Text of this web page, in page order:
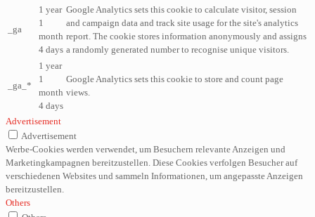
_ga
1 year
1
month
4 days
Google Analytics sets this cookie to calculate visitor, session
and campaign data and track site usage for the site's analytics
report. The cookie stores information anonymously and assigns
a randomly generated number to recognise unique visitors.
_ga_*
1 year
1
month
4 days
Google Analytics sets this cookie to store and count page
views.
Advertisement
Advertisement
Werbe-Cookies werden verwendet, um Besuchern relevante Anzeigen und
Marketingkampagnen bereitzustellen. Diese Cookies verfolgen Besucher auf
verschiedenen Websites und sammeln Informationen, um angepasste Anzeigen
bereitzustellen.
Others